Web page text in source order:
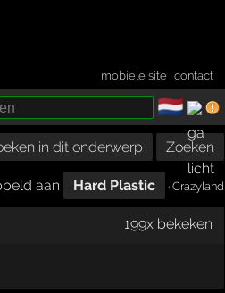
mobiele site ·contact
🇳🇱
in dit onderwerp Zoeken
aan Hard Plastic · Crazyland
199x bekeken